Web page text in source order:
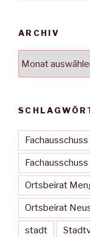
ARCHIV
Fachausschuss
Fachausschuss
Ortsbeirat
Ortsbeirat
stadt